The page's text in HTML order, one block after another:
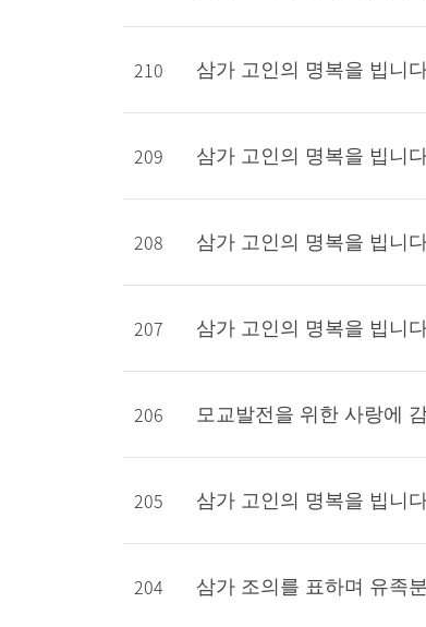
210 삼가 고인의 명복을 빕니
209 삼가 고인의 명복을 빕니
208 삼가 고인의 명복을 빕니
207 삼가 고인의 명복을 빕니
206 모교발전을 위한 사랑에
205 삼가 고인의 명복을 빕니
204 삼가 조의를 표하며 유족